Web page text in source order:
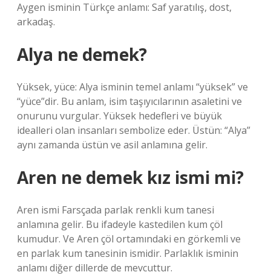
Aygen isminin Türkçe anlamı: Saf yaratılış, dost,
arkadaş.
Alya ne demek?
Yüksek, yüce: Alya isminin temel anlamı “yüksek” ve
“yüce”dir. Bu anlam, isim taşıyıcılarının asaletini ve
onurunu vurgular. Yüksek hedefleri ve büyük
idealleri olan insanları sembolize eder. Üstün: “Alya”
aynı zamanda üstün ve asil anlamına gelir.
Aren ne demek kız ismi mi?
Aren ismi Farsçada parlak renkli kum tanesi
anlamına gelir. Bu ifadeyle kastedilen kum çöl
kumudur. Ve Aren çöl ortamındaki en görkemli ve
en parlak kum tanesinin ismidir. Parlaklık isminin
anlamı diğer dillerde de mevcuttur.